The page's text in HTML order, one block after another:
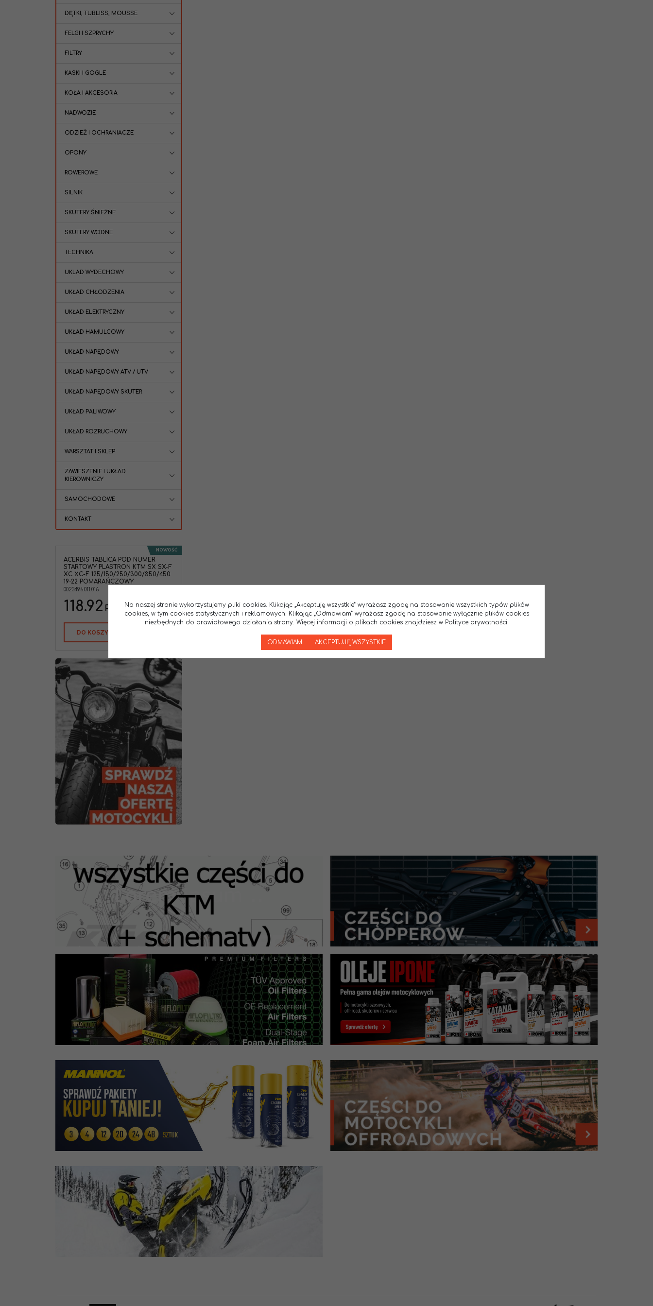
DĘTKI, TUBLISS, MOUSSE
FELGI I SZPRYCHY
FILTRY
KASKI I GOGLE
KOŁA I AKCESORIA
NADWOZIE
ODZIEŻ I OCHRANIACZE
OPONY
ROWEROWE
SILNIK
SKUTERY ŚNIEŻNE
SKUTERY WODNE
TECHNIKA
UKLAD WYDECHOWY
UKŁAD CHŁODZENIA
UKŁAD ELEKTRYCZNY
UKŁAD HAMULCOWY
UKŁAD NAPĘDOWY
UKŁAD NAPĘDOWY ATV / UTV
UKŁAD NAPĘDOWY SKUTER
UKŁAD PALIWOWY
UKŁAD ROZRUCHOWY
WARSZTAT I SKLEP
ZAWIESZENIE I UKŁAD
KIEROWNICZY
SAMOCHODOWE
KONTAKT
NOWOŚĆ
ACERBIS TABLICA POD NUMER
STARTOWY PLASTRON KTM SX SX-F
XC XC-F 125/150/250/300/350/450
19-22 POMARAŃCZOWY
0023496.011.016
118.92 PLN
DO KOSZYKA
Na naszej stronie wykorzystujemy pliki cookies. Klikając „Akceptuję wszystkie” wyrażasz zgodę na stosowanie wszystkich typów plików
cookies, w tym cookies statystycznych i reklamowych. Klikając „Odmawiam” wyrażasz zgodę na stosowanie wyłącznie plików cookies
niezbędnych do prawidłowego działania strony. Więcej informacji o plikach cookies znajdziesz w Polityce prywatności.
ODMAWIAM AKCEPTUJĘ WSZYSTKIE